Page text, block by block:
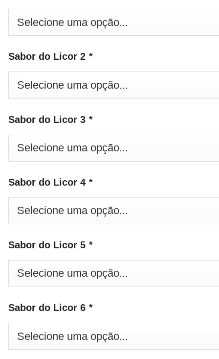
Sabor do Licor 2 *
Sabor do Licor 3 *
Sabor do Licor 4 *
Sabor do Licor 5 *
Sabor do Licor 6 *